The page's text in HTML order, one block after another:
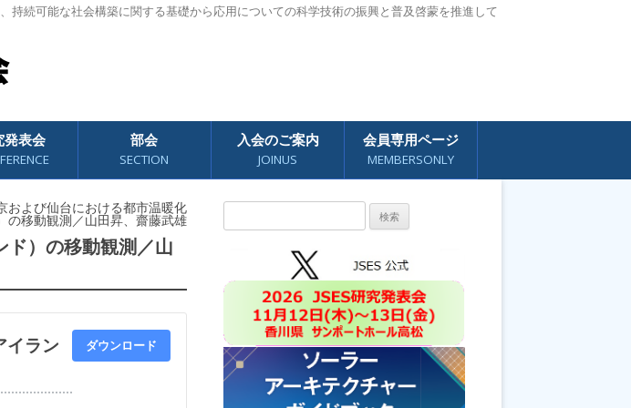
続可能な社会構築に関する基礎から応用についての科学技術の振興と普及啓蒙を推進して
発表会 部会
SECTION
入会のご案内
JOINUS
会員専用ページ
MEMBERSONLY
および仙台における都市温暖化
の移動観測／山田昇、齋藤武雄
ド）の移動観測／山
イラン
ダウンロード
索: